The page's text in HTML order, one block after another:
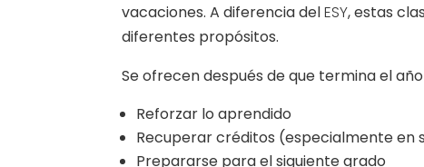
vacaciones. A diferencia delESY, estas
diferentes propósitos.
Se ofrecen después de que termina el
Reforzar lo aprendido
Recuperar créditos (especialmente en
Prepararse para el siguiente grado